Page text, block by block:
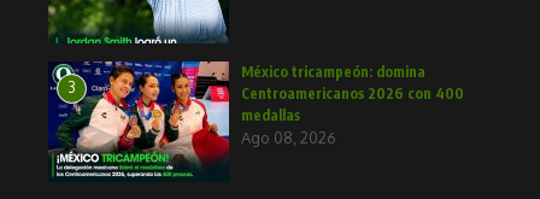
3
México tricampeón: domina
Centroamericanos 2026 con 400
medallas
Ago 08, 2026